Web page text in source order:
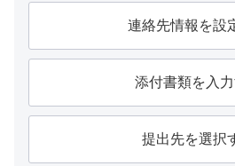
連絡先情報を設
添付書類を入
提出先を選択